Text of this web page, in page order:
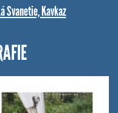
Svanetie, Kavkaz